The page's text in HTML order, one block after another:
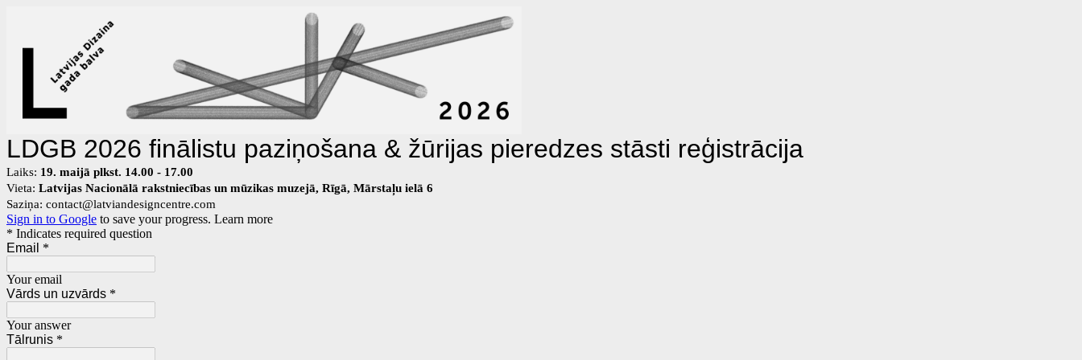
LDGB 2026 finālistu paziņošana & žūrijas pieredzes stāsti reģistrācija
Laiks: 19. maijā plkst. 14.00 - 17.00
Vieta: Latvijas Nacionālā rakstniecības un mūzikas muzejā, Rīgā, Mārstaļu ielā 6
Saziņa: contact@latviandesigncentre.com
Sign in to Google to save your progress. Learn more
* Indicates required question
Email *
Your email
Vārds un uzvārds *
Your answer
Tālrunis *